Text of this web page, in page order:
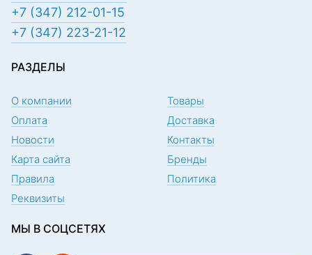
+7 (347) 212-01-15
+7 (347) 223-21-12
РАЗДЕЛЫ
О компании
Товары
Оплата
Доставка
Новости
Контакты
Карта сайта
Бренды
Правила
Политика
Реквизиты
МЫ В СОЦСЕТЯХ